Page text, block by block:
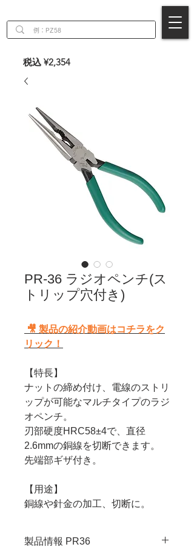
税込 ¥2,354
PR-36 ラジオペンチ(ス
トリップ穴付き)
🎥 製品の紹介動画はコチラをク
リック！
【特長】
ナットの締め付け、電線のストリ
ップが可能なマルチタイプのラジ
オペンチ。
刃部硬度HRC58±4で、直径
2.6mmの銅線を切断できます。
先端部ギザ付き。
【用途】
銅線や針金の加工、切断に。
製品情報 PR36